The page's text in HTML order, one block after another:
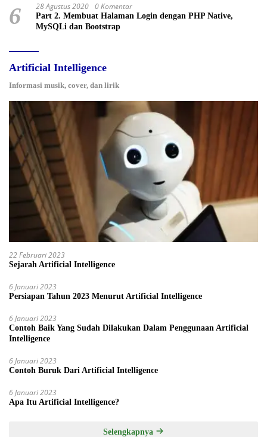
6 28 Agustus 2020 0 Komentar
Part 2. Membuat Halaman Login dengan PHP Native,
MySQLi dan Bootstrap
Artificial Intelligence
Informasi musik, cover, dan lirik
22 Februari 2023
Sejarah Artificial Intelligence
6 Januari 2023
Persiapan Tahun 2023 Menurut Artificial Intelligence
6 Januari 2023
Contoh Baik Yang Sudah Dilakukan Dalam Penggunaan Artificial
Intelligence
6 Januari 2023
Contoh Buruk Dari Artificial Intelligence
6 Januari 2023
Apa Itu Artificial Intelligence?
Selengkapnya